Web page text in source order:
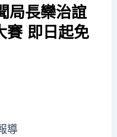
長欒治誼
賽 即日起免
導